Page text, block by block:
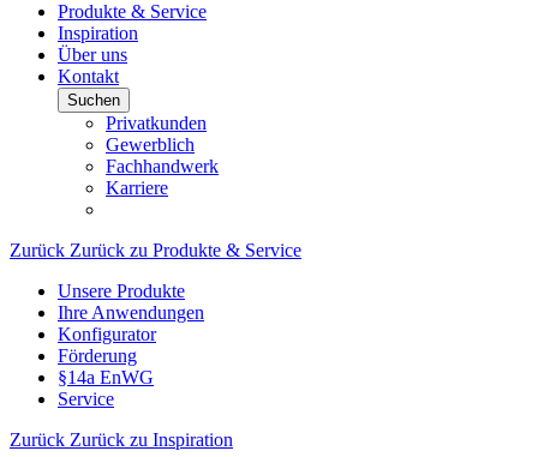
Produkte & Service
Inspiration
Über uns
Kontakt
Suchen
Privatkunden
Gewerblich
Fachhandwerk
Karriere
Zurück Zurück zu Produkte & Service
Unsere Produkte
Ihre Anwendungen
Konfigurator
Förderung
§14a EnWG
Service
Zurück Zurück zu Inspiration